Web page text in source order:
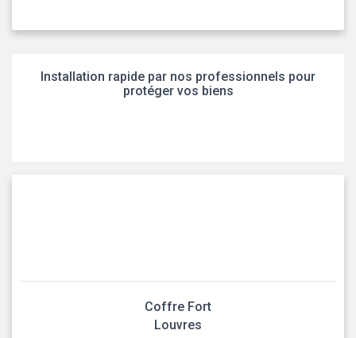
Installation rapide par nos professionnels pour
protéger vos biens
Coffre Fort
Louvres